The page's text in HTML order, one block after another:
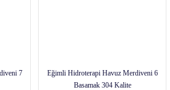
7
Eğimli Hidroterapi Havuz Merdiveni 6
Basamak 304 Kalite